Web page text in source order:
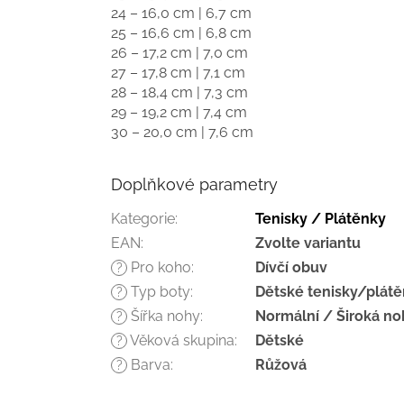
24 – 16,0 cm | 6,7 cm
25 – 16,6 cm | 6,8 cm
26 – 17,2 cm | 7,0 cm
27 – 17,8 cm | 7,1 cm
28 – 18,4 cm | 7,3 cm
29 – 19,2 cm | 7,4 cm
30 – 20,0 cm | 7,6 cm
Doplňkové parametry
Kategorie:
Tenisky / Plátěnky
EAN: Zvolte variantu
? Pro koho: Dívčí obuv
? Typ boty: Dětské tenisky/
? Šířka nohy: Normální / Široká
? Věková skupina: Dětské
? Barva: Růžová